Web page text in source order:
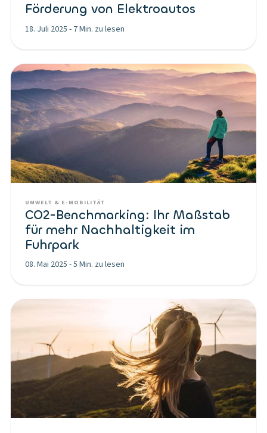
Förderung von Elektroautos
18. Juli 2025 - 7 Min. zu lesen
UMWELT & E-MOBILITÄT
CO2-Benchmarking: Ihr Maßstab
für mehr Nachhaltigkeit im
Fuhrpark
08. Mai 2025 -5 Min. zu lesen